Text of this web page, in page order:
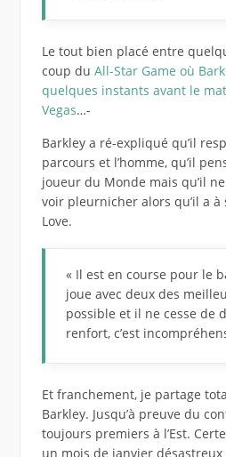
Le tout bien placé entre
coup du All-Star Game où
quelques instants avant le
Vegas…-
Barkley a ré-expliqué qu’il
parcours et l’homme, qu’il
joueur du Monde mais qu’il
voir pleurnicher alors qu’il a à
Love.
« Il est en course pour le
joue avec deux des
possible et il ne cesse de
renfort, c’est
Et franchement, je partage
Barkley. Jusqu’à preuve du
toujours premiers à l’Est.
un mois de janvier désastreux